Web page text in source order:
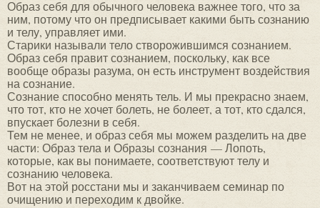
Образ себя для обычного человека важнее того, что за
ним, потому что он предписывает какими быть сознанию
и телу, управляет ими.
Старики называли тело створожившимся сознанием.
Образ себя правит сознанием, поскольку, как все
вообще образы разума, он есть инструмент воздействия
на сознание.
Сознание способно менять тель. И мы прекрасно знаем,
что тот, кто не хочет болеть, не болеет, а тот, кто сдался,
впускает болезни в себя.
Тем не менее, и образ себя мы можем разделить на две
части: Образ тела и Образы сознания — Лопоть,
которые, как вы понимаете, соответствуют телу и
сознанию человека.
Вот на этой росстани мы и заканчиваем семинар по
очищению и переходим к двойке.